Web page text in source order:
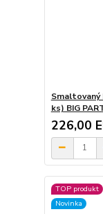
ks) BIG
226,00
TOP produkt
Novinka